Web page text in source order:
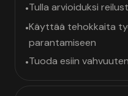
•Tulla arvioiduksi
•Käyttää tehokkaita
parantamiseen
•Tuoda esiin